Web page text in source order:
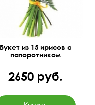
Букет из 15 ирисов с
папоротником
2650 руб.